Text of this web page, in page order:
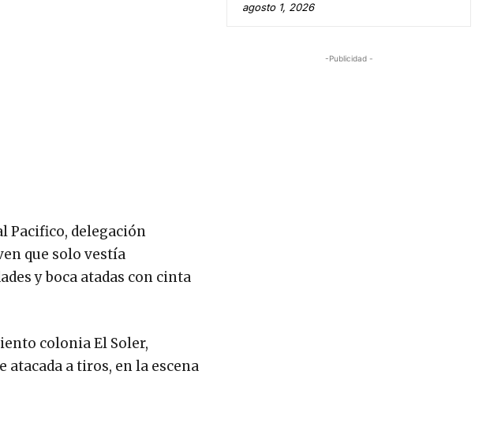
Pacifico, delegación
que solo vestía
y boca atadas con cinta
colonia El Soler,
a tiros, en la escena
agosto 1, 2026
-Publicidad -